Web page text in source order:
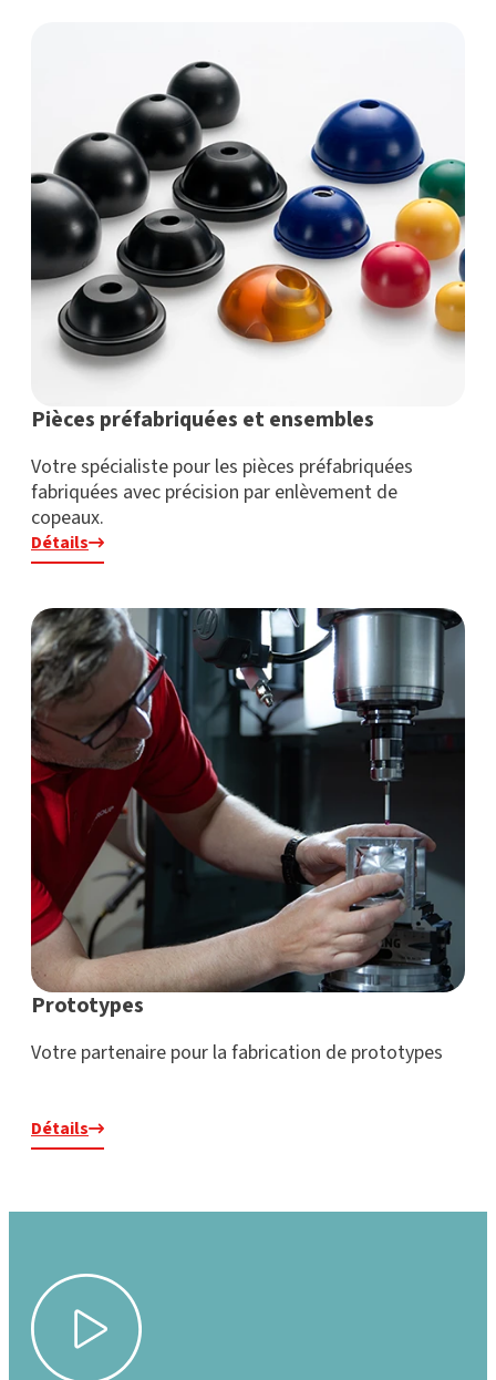
Pièces préfabriquées et ensembles
Votre spécialiste pour les pièces préfabriquées
fabriquées avec précision par enlèvement de
copeaux.
Détails
Prototypes
Votre partenaire pour la fabrication de prototypes
Détails